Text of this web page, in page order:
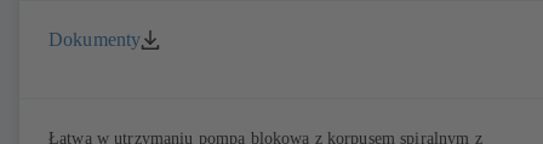
Dokumenty
Łatwa w utrzymaniu pompa blokowa z korpusem spiralnym z